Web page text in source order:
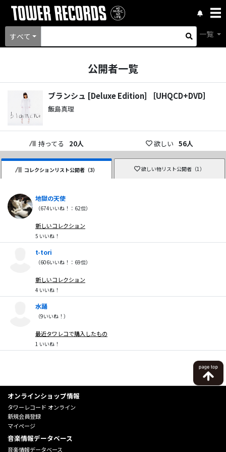
すべて 一覧
公開者一覧
ブランシュ [Deluxe Edition] ［UHQCD+DVD］
飯島真理
持ってる 20人 欲しい 56人
コレクションリスト公開者（3） 欲しい物リスト公開者（1）
地獄の天使
（674いいね！： 62位）
新しいコレクション
5 いいね！
t-tori
（606いいね！： 69位）
新しいコレクション
4 いいね！
水踊
（9いいね！）
最近タワレコで購入したもの
1 いいね！
オンラインショップ情報
タワーレコード オンライン
新規会員登録
マイページ
音楽情報データベース
音楽情報データベース